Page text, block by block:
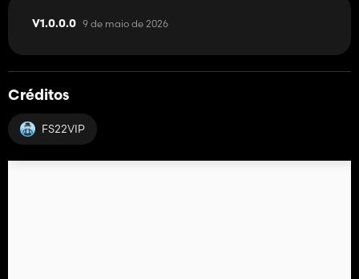
V1.0.0.0 9 de maio de 2026
Créditos
FS22VIP